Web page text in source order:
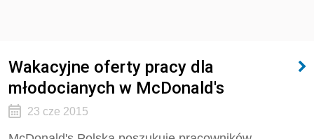
Wakacyjne oferty pracy dla
młodocianych w McDonald's
23 cze 2015